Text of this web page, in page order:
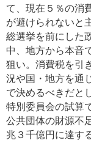
て、現在５％の消
が避けられないと
総選挙を前にした
中、地方から本音
狙い。消費税を引
況や国・地方を通
で決めるべきだと
特別委員会の試算
公共団体の財源不
兆３千億円に達す